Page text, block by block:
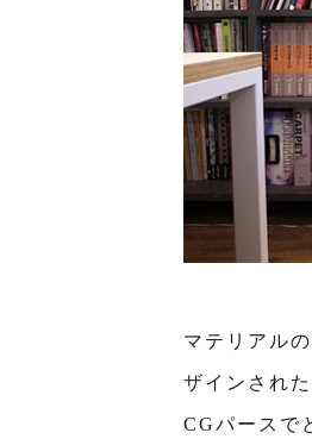
マテリアル
ザインされ
CGパースで